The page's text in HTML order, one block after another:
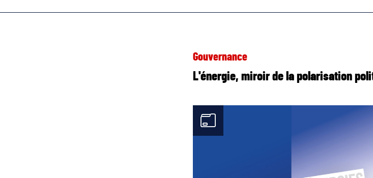
Gouvernance
L'énergie, miroir de la polarisation